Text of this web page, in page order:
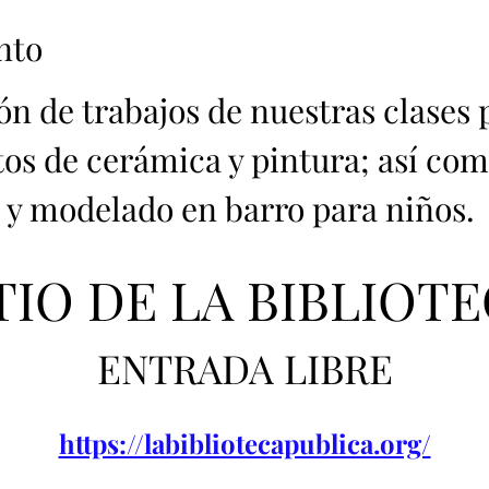
de trabajos de nuestras
de cerámica y pintura; así
y modelado en barro para niños.
DE LA
ENTRADA LIBRE
https://labibliotecapublica.org/